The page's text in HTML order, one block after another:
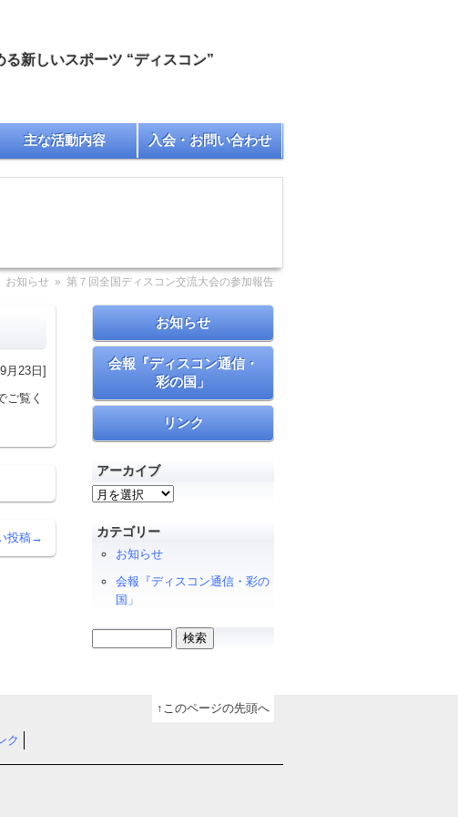
る新しいスポーツ “ディスコン”
主な活動内容 入会・お問い合わせ
お知らせ » 第７回全国ディスコン交流大会の参加報告
お知らせ
会報『ディスコン通信・
彩の国」
リンク
アーカイブ
ア
カ
カテゴリー
お知らせ
会報『ディスコン通信・彩の
国」
月23日]
ご覧く
投稿→
↑このページの先頭へ
ク